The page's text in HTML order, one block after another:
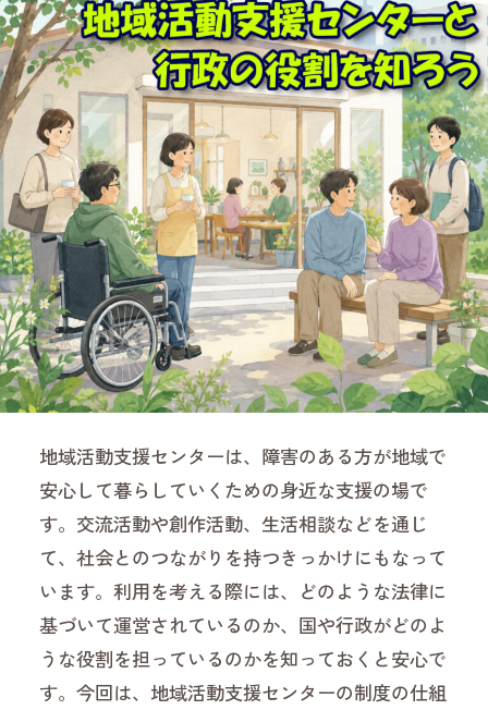
地域活動支援センターは、障害のある方が地域で
安心して暮らしていくための身近な支援の場で
す。交流活動や創作活動、生活相談などを通じ
て、社会とのつながりを持つきっかけにもなって
います。利用を考える際には、どのような法律に
基づいて運営されているのか、国や行政がどのよ
うな役割を担っているのかを知っておくと安心で
す。今回は、地域活動支援センターの制度の仕組